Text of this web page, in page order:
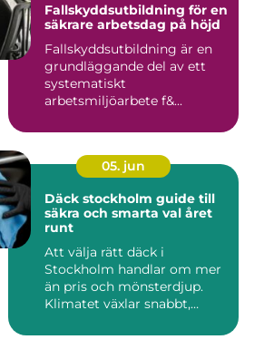
Fallskyddsutbildning för en
säkrare arbetsdag på höjd
Fallskyddsutbildning är en
grundläggande del av ett
systematiskt
arbetsmiljöarbete f&...
05. jun
Däck stockholm guide till
säkra och smarta val året
runt
Att välja rätt däck i
Stockholm handlar om mer
än pris och mönsterdjup.
Klimatet växlar snabbt,